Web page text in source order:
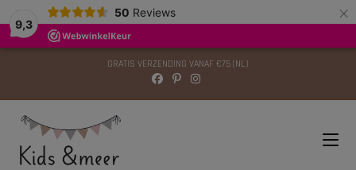
9,3
50 Reviews ×
GRATIS VERZENDING VANAF €75 (NL)